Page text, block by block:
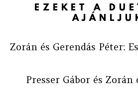
EZEKET A
Zorán és Gerendás Péter:
Presser Gábor és